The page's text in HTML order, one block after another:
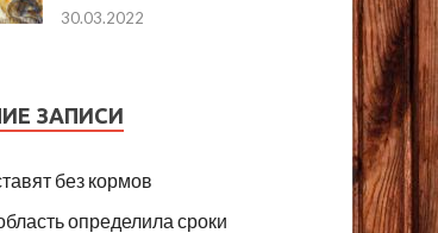
30.03.2022
ЗАПИСИ
без кормов
определила сроки